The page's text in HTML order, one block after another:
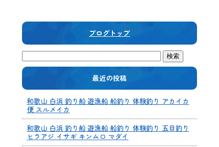
ブログトップ
最近の投稿
和歌山 白浜 釣り船 遊漁船 船釣り 体験釣り アカイカ
便 スルメイカ
和歌山 白浜 釣り船 遊漁船 船釣り 体験釣り 五目釣り
ヒラアジ イサギ キンムロ マダイ